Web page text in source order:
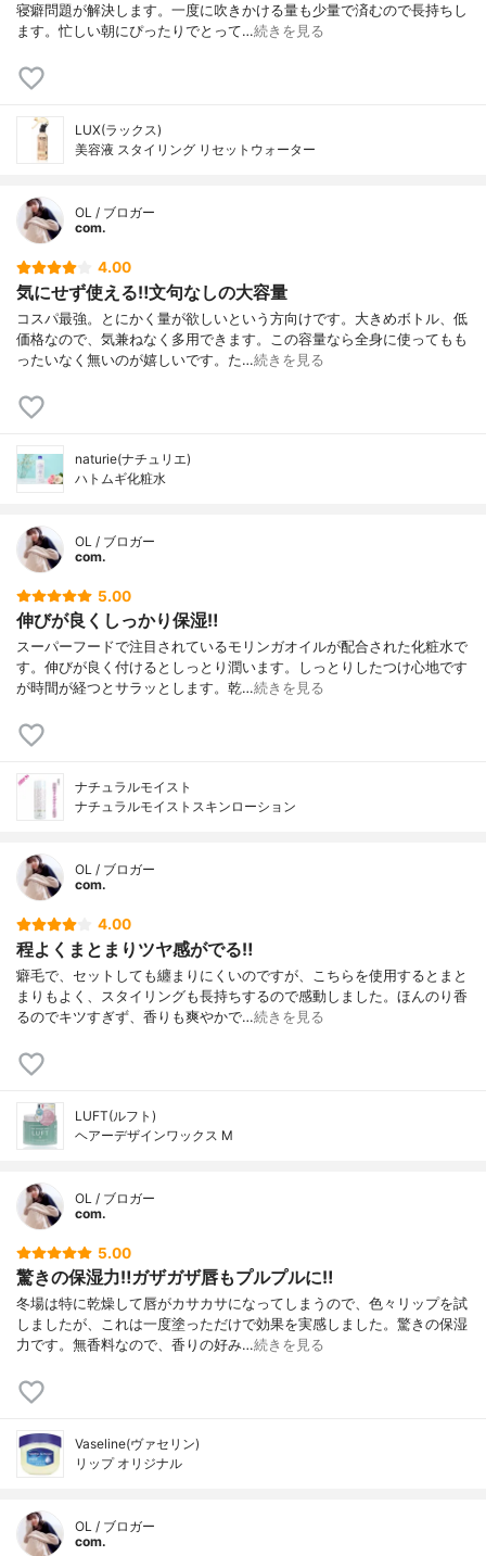
寝癖問題が解決します。一度に吹きかける量も少量で済むので長持ちし
ます。忙しい朝にぴったりでとって…続きを見る
LUX(ラックス)
美容液 スタイリング リセットウォーター
OL / ブロガー
com.
4.00
気にせず使える‼︎文句なしの大容量
コスパ最強。とにかく量が欲しいという方向けです。大きめボトル、低
価格なので、気兼ねなく多用できます。この容量なら全身に使ってもも
ったいなく無いのが嬉しいです。た…続きを見る
naturie(ナチュリエ)
ハトムギ化粧水
OL / ブロガー
com.
5.00
伸びが良くしっかり保湿‼︎
スーパーフードで注目されているモリンガオイルが配合された化粧水で
す。伸びが良く付けるとしっとり潤います。しっとりしたつけ心地です
が時間が経つとサラッとします。乾…続きを見る
ナチュラルモイスト
ナチュラルモイストスキンローション
OL / ブロガー
com.
4.00
程よくまとまりツヤ感がでる‼︎
癖毛で、セットしても纏まりにくいのですが、こちらを使用するとまと
まりもよく、スタイリングも長持ちするので感動しました。ほんのり香
るのでキツすぎず、香りも爽やかで…続きを見る
LUFT(ルフト)
ヘアーデザインワックス M
OL / ブロガー
com.
5.00
驚きの保湿力‼︎ガザガザ唇もプルプルに‼︎
冬場は特に乾燥して唇がカサカサになってしまうので、色々リップを試
しましたが、これは一度塗っただけで効果を実感しました。驚きの保湿
力です。無香料なので、香りの好み…続きを見る
Vaseline(ヴァセリン)
リップ オリジナル
OL / ブロガー
com.